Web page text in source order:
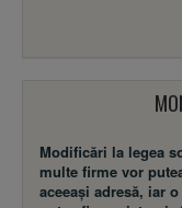
Modificări la legea
multe firme vor
aceeaşi adresă, iar